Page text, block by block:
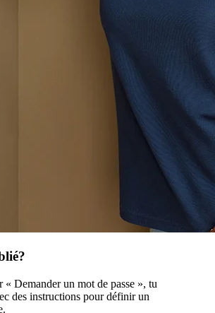
« Demander un mot de passe », tu
des instructions pour définir un